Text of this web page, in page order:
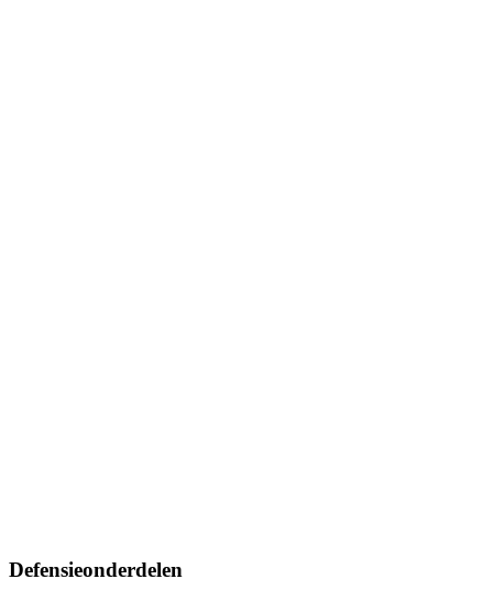
Defensieonderdelen